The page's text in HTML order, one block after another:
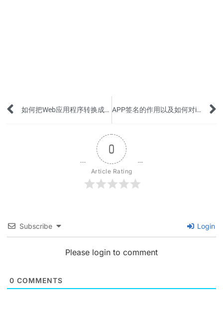
Prev 如何把Web应用程序转换成移动应用程序(APP)？ APP签名的作用以及如何对iOS应用程序IPA进行签名
0
Article Rating
Subscribe Login
Please login to comment
0 COMMENTS